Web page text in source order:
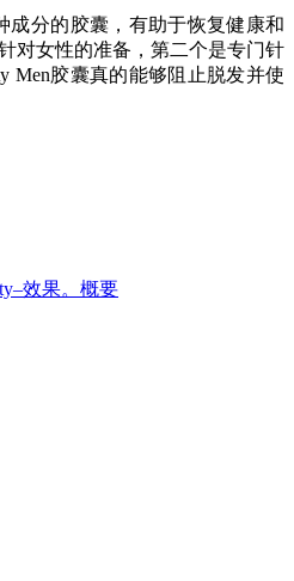
成分的胶囊，有助于恢复健康和
对女性的准备，第二个是专门针
Men胶囊真的能够阻止脱发并使
效果。概要